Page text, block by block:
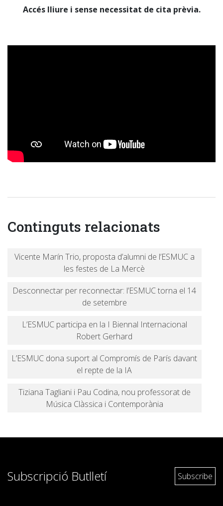
Accés lliure i sense necessitat de cita prèvia.
Continguts relacionats
Vicente Marín Trio, proposta d’alumni de l’ESMUC a
les festes de La Mercè
Desconnectar per reconnectar: l’ESMUC torna el 14
de setembre
L’ESMUC participa en la I Biennal Internacional
Robert Gerhard
L’ESMUC dona suport al Compromís de París davant
el repte de la IA
Tiziana Tagliani i Pau Codina, nou professorat de
Música Clàssica i Contemporània
Subscripció Butlletí